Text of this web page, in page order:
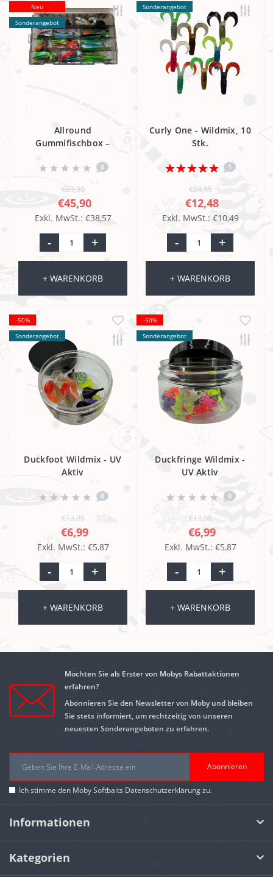
Neu
Sonderangebot
Allround
Gummifischbox –
0
€89,90
€45,90
Exkl. MwSt.: €38,57
- +
+ WARENKORB
Sonderangebot
Curly One - Wildmix, 10
Stk.
1
€24,95
€12,48
Exkl. MwSt.: €10,49
- +
+ WARENKORB
-50%
Sonderangebot
Duckfoot Wildmix - UV
Aktiv
0
€13,95
€6,99
Exkl. MwSt.: €5,87
- +
+ WARENKORB
-50%
Sonderangebot
Duckfringe Wildmix -
UV Aktiv
0
€13,95
€6,99
Exkl. MwSt.: €5,87
- +
+ WARENKORB
Möchten Sie als Erster von Mobys Rabattaktionen
erfahren?
Abonnieren Sie den Newsletter von Moby und bleiben
Sie stets informiert, um rechtzeitig von unseren
neuesten Sonderangeboten zu erfahren.
Abonnieren
Ich stimme den Moby Softbaits Datenschutzerklärungzu.
Informationen
Kategorien